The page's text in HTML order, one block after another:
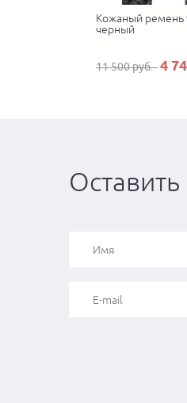
Кожаный ремень
черный
11 500 руб.4